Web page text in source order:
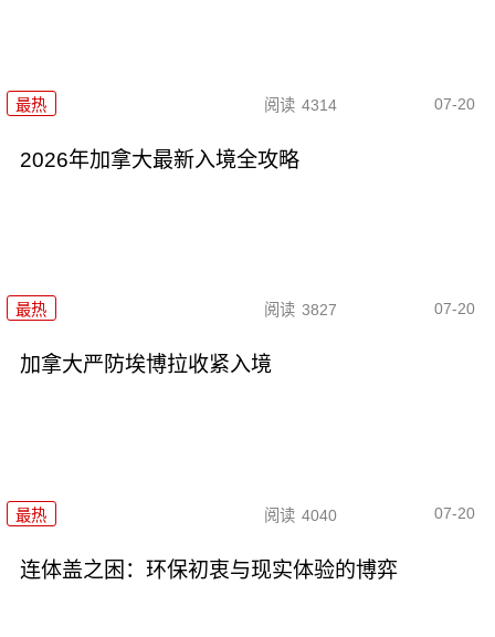
最热 阅读 4314 07-20
2026年加拿大最新入境全攻略
最热 阅读 3827 07-20
加拿大严防埃博拉收紧入境
最热 阅读 4040 07-20
连体盖之困：环保初衷与现实体验的博弈